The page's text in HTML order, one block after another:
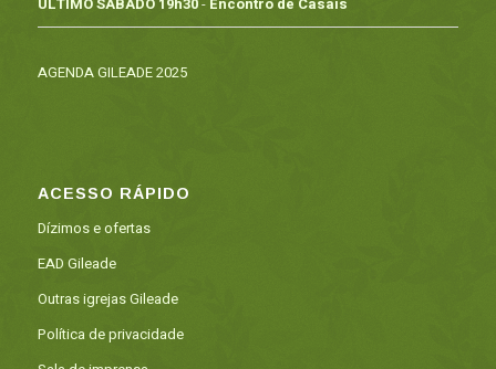
AGENDA GILEADE 2025
ACESSO RÁPIDO
Dízimos e ofertas
EAD Gileade
Outras igrejas Gileade
Política de privacidade